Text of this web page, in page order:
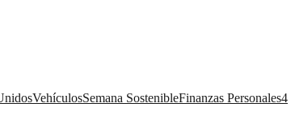
VehículosSemana SostenibleFinanzas Personales4